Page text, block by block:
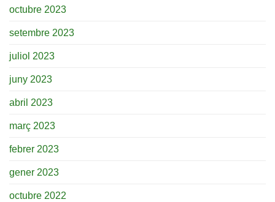
octubre 2023
setembre 2023
juliol 2023
juny 2023
abril 2023
març 2023
febrer 2023
gener 2023
octubre 2022